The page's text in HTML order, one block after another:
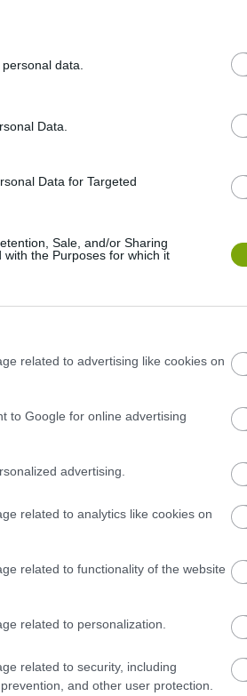
data.
Data.
Data for Targeted
Sale, and/or Sharing
the Purposes for which it
related to advertising like cookies on
to Google for online advertising
advertising.
related to analytics like cookies on
related to functionality of the website
related to personalization.
related to security, including
and other user protection.
az erdeink
kedvenc
fotókon
el
lényegét
az erdő és az
Az erdő
életük befejeztével tovább
második életükben nemcsak
fatárgyak, épületfák,